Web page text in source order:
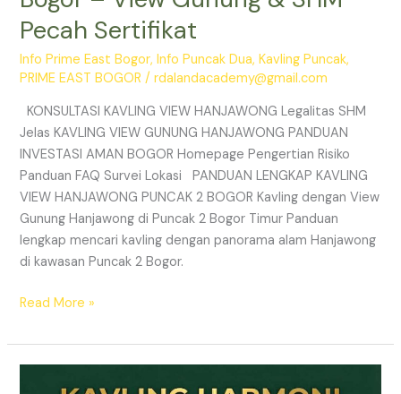
Pecah Sertifikat
Info Prime East Bogor,Info Puncak Dua,Kavling Puncak,
PRIME EAST BOGOR /rdalandacademy@gmail.com
KONSULTASI KAVLING VIEW HANJAWONG Legalitas SHM
Jelas KAVLING VIEW GUNUNG HANJAWONG PANDUAN
INVESTASI AMAN BOGOR Homepage Pengertian Risiko
Panduan FAQ Survei Lokasi PANDUAN LENGKAP KAVLING
VIEW HANJAWONG PUNCAK 2 BOGOR Kavling dengan View
Gunung Hanjawong di Puncak 2 Bogor Timur Panduan
lengkap mencari kavling dengan panorama alam Hanjawong
di kawasan Puncak 2 Bogor.
Read More »